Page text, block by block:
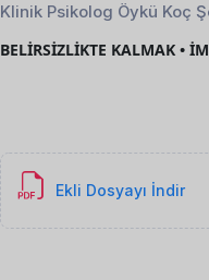
Klinik Psikolog Öykü Koç
BELİRSİZLİKTE KALMAK •
Ekli Dosyayı İndir